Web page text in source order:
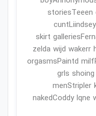
storiesTeeen
skirt
zelda wijd
orgasmsPaintd
grls
menStripler
nakedCoddy lqne